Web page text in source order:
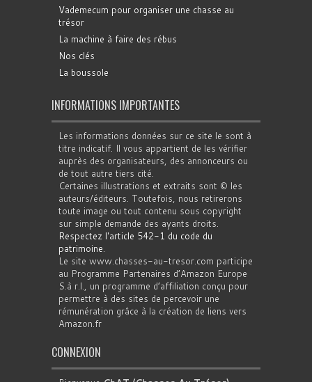
Vademecum pour organiser une chasse au
trésor
La machine à faire des rébus
Nos clés
La boussole
INFORMATIONS IMPORTANTES
Les informations données sur ce site le sont à
titre indicatif. Il vous appartient de les vérifier
auprès des organisateurs, des annonceurs ou
de tout autre tiers cité.
Certaines illustrations et extraits sont © les
auteurs/éditeurs. Toutefois, nous retirerons
toute image ou tout contenu sous copyright
sur simple demande des ayants droits.
Respectez l'article 542-1 du code du
patrimoine.
Le site www.chasses-au-tresor.com participe
au Programme Partenaires d’Amazon Europe
S.à r.l., un programme d’affiliation conçu pour
permettre à des sites de percevoir une
rémunération grâce à la création de liens vers
Amazon.fr
CONNEXION